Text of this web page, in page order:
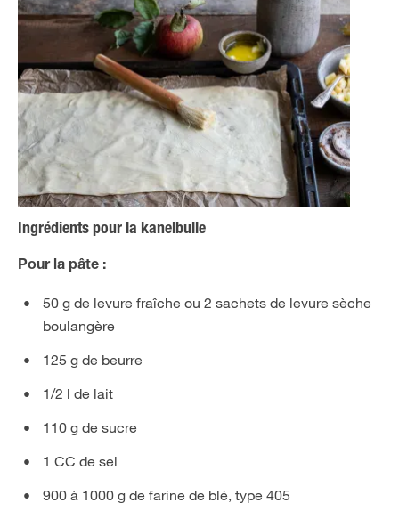
Ingrédients pour la kanelbulle
Pour la pâte :
50 g de levure fraîche ou 2 sachets de levure sèche
boulangère
125 g de beurre
1/2 l de lait
110 g de sucre
1 CC de sel
900 à 1000 g de farine de blé, type 405